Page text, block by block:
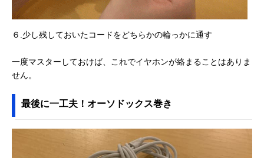
６.少し残しておいたコードをどちらかの輪っかに通す
一度マスターしておけば、これでイヤホンが絡まることはありま
せん。
最後に一工夫！オーソドックス巻き